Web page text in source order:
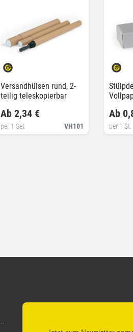
Versandhülsen rund, 2-
teilig teleskopierbar
VH101
Ab 2,34 €
per 1 Set
Ab
per 1 St.